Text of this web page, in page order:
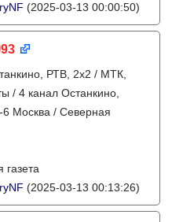
(2025-03-13 00:00:50)
РТВ, 2х2 / МТК,
/ 4 канал Останкино,
6 Москва / Северная
газета
(2025-03-13 00:13:26)